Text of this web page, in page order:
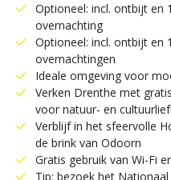
Optioneel: incl. ontbijt en
overnachting
Optioneel: incl. ontbijt en
overnachtingen
Ideale omgeving voor
Verken Drenthe met
voor natuur- en
Verblijf in het sfeervolle
de brink van Odoorn
Gratis gebruik van Wi-Fi
Tip: bezoek het